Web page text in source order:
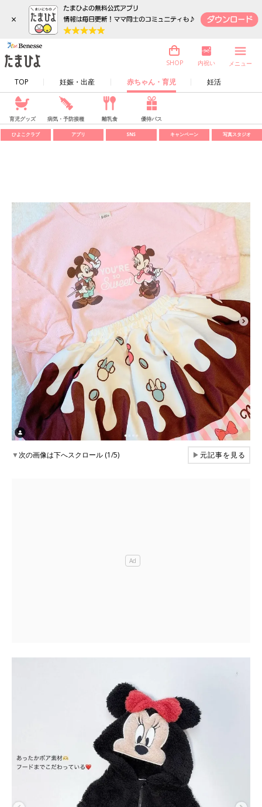
×
TOP 妊娠・出産 赤ちゃん・育児 妊活
SHOP 内祝い メニュー
育児グッズ 病気・予防接種 離乳食 優待パス
ひよこクラブ アプリ SNS キャンペーン 写真スタジオ
▼次の画像は下へスクロール (1/5) ▶元記事を見る